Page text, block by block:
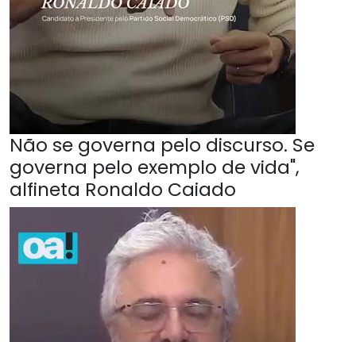
Não se governa pelo discurso. Se
governa pelo exemplo de vida",
alfineta Ronaldo Caiado